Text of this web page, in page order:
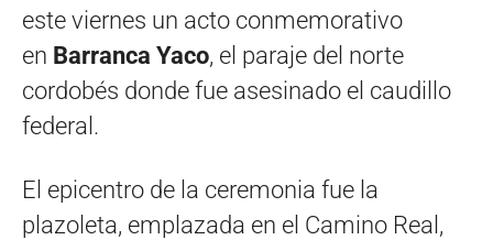
este viernes un acto conmemorativo
en Barranca Yaco, el paraje del norte
cordobés donde fue asesinado el caudillo
federal.
El epicentro de la ceremonia fue la
plazoleta, emplazada en el Camino Real,